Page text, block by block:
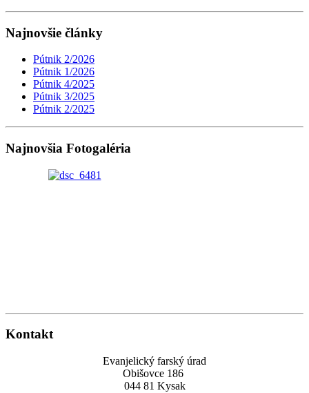
Najnovšie články
Pútnik 2/2026
Pútnik 1/2026
Pútnik 4/2025
Pútnik 3/2025
Pútnik 2/2025
Najnovšia Fotogaléria
Kontakt
Evanjelický farský úrad
Obišovce 186
044 81 Kysak